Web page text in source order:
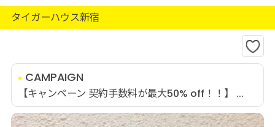
タイガーハウス新宿
CAMPAIGN
【キャンペーン 契約手数料が最大50% off！！】 ...